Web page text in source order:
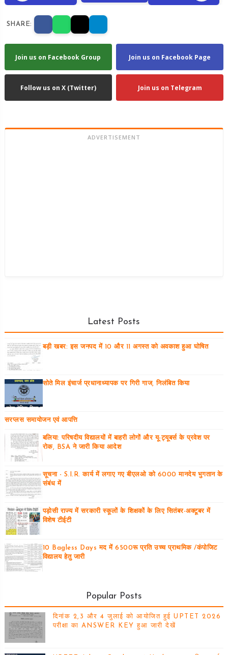
SHARE:
Join us on Facebook Group Join us on Facebook Page
Follow us on X (Twitter) Join us on Telegram
ADVERTISEMENT
Latest Posts
बड़ी खबर: इस जनपद में 10 और 11 अगस्त को अवकाश हुआ घोषित
सोते मिल इंचार्ज प्रधानाध्यापक पर गिरी गाज, निलंबित किया
सरप्लस समायोजन एवं आपत्ति
बलिया: परिषदीय विद्यालयों में बाहरी लोगों और यू-ट्यूबर्स के प्रवेश पर
रोक, BSA ने जारी किया आदेश
सूचना - S.I.R. कार्य में लगाए गए बीएलओ को 6000 मानदेय भुगतान के
संबंध में
पड़ोसी राज्य में सरकारी स्कूलों के शिक्षकों के लिए सितंबर-अक्टूबर में
विशेष टीईटी
10 Bagless Days मद में 6500रू प्रति उच्च प्राथमिक /कंपोजिट
विद्यालय हेतु जारी
Popular Posts
दिनांक 2,3 और 4 जुलाई को आयोजित हुई UPTET 2026
परीक्षा का ANSWER KEY हुआ जारी देखें